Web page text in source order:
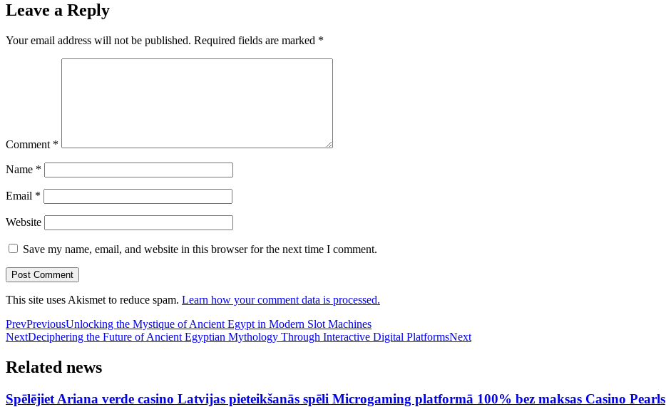
Leave a Reply
Your email address will not be published. Required fields are marked *
Comment *
Name *
Email *
Website
Save my name, email, and website in this browser for the next time I comment.
This site uses Akismet to reduce spam. Learn how your comment data is processed.
PrevPreviousUnlocking the Mystique of Ancient Egypt in Modern Slot Machines
NextDeciphering the Future of Ancient Egyptian Mythology Through Interactive Digital PlatformsNext
Related news
Spēlējiet Ariana verde casino Latvijas pieteikšanās spēli Microgaming platformā 100% bez maksas Casino Pearls